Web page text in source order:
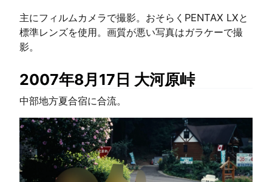
主にフィルムカメラで撮影。おそらくPENTAX LXと
標準レンズを使用。画質が悪い写真はガラケーで撮
影。
2007年8月17日 大河原峠
中部地方夏合宿に合流。